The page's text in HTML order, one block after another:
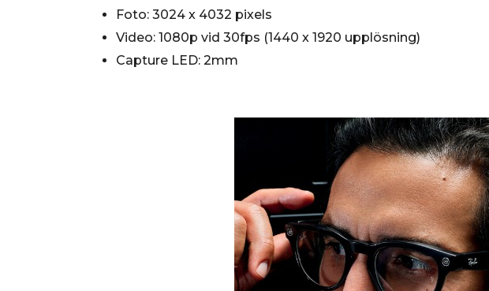
Foto: 3024 x 4032 pixels
Video: 1080p vid 30fps (1440 x 1920 upplösning)
Capture LED: 2mm